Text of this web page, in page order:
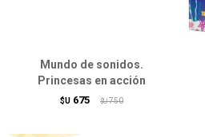
Mundo de sonidos.
Princesas en acción
$U 675 $U 750